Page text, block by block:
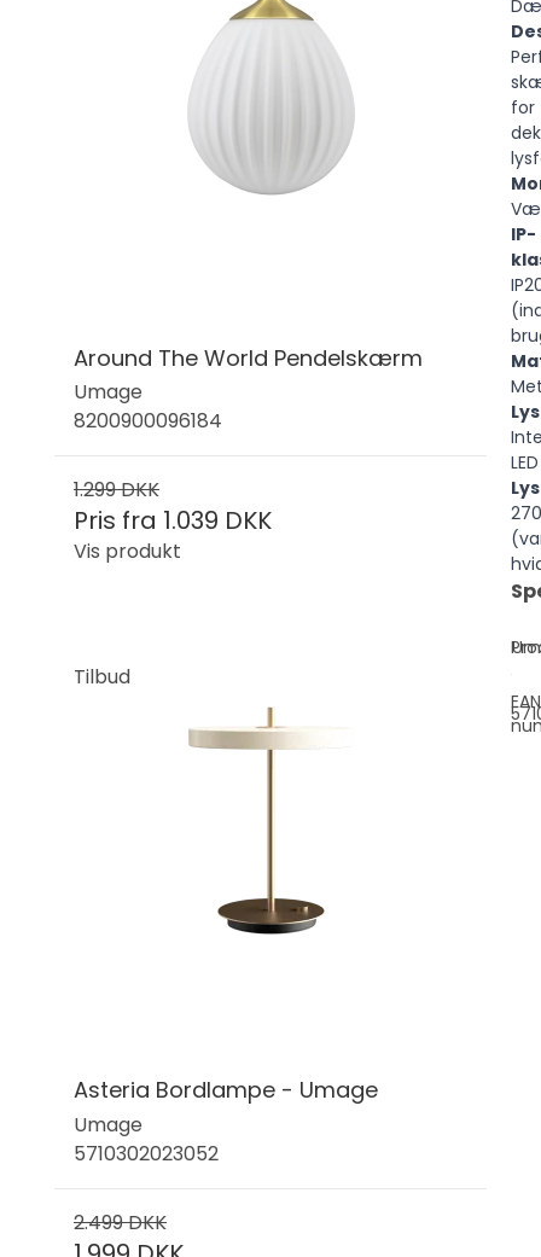
Around The World Pendelskærm
Umage
8200900096184
1.299 DKK
Pris fra 1.039 DKK
Vis produkt
Tilbud
Asteria Bordlampe - Umage
Umage
5710302023052
2.499 DKK
for
IP-
LED